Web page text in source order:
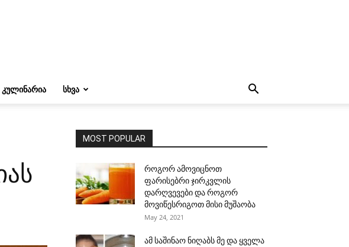
ᲙᲣᲚᲘᲜᲐᲠᲘᲐ ᲡᲮᲕᲐ
MOST POPULAR
როგორ ამოვიცნოთ
ფარისებრი ჯირკვლის
დარღვევები და როგორ
მოვიწესრიგოთ მისი მუშაობა
May 24, 2021
ამ საშინაო ნიღაბს მე და ყველა